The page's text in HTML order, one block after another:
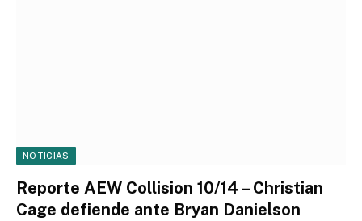
NOTICIAS
Reporte AEW Collision 10/14 – Christian
Cage defiende ante Bryan Danielson